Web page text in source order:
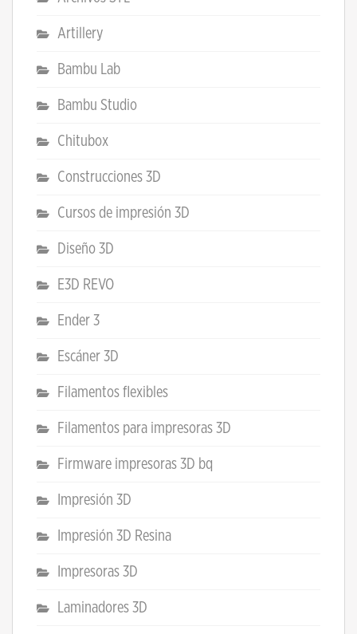
Artillery
Bambu Lab
Bambu Studio
Chitubox
Construcciones 3D
Cursos de impresión 3D
Diseño 3D
E3D REVO
Ender 3
Escáner 3D
Filamentos flexibles
Filamentos para impresoras 3D
Firmware impresoras 3D bq
Impresión 3D
Impresión 3D Resina
Impresoras 3D
Laminadores 3D